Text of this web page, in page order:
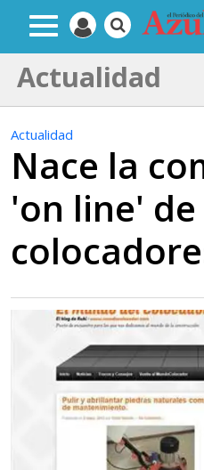
Actualidad
Actualidad
Nace la
'on line' de